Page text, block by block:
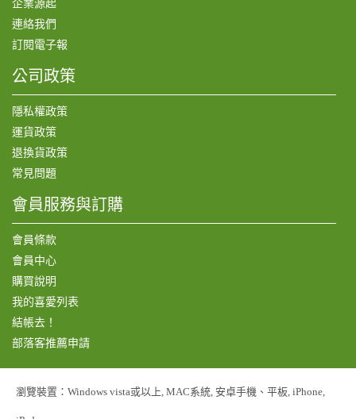
企業源起
連絡我們
訂閱電子報
公司政策
隱私權政策
運貨政策
退換貨政策
常見問題
會員服務與訂購
會員條款
會員中心
購買說明
我的喜愛列表
結帳去！
部落客推薦申請
瀏覽裝置：Windows vista或以上, MAC系統, 安卓手機、平板, iPhone,